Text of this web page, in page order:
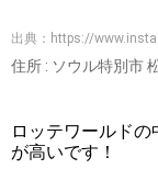
出典： https://
住所 : ソウル特別市
ロッテワールド
が高いです！